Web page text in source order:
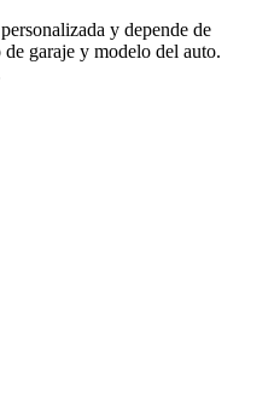
y depende de
garaje y modelo del auto.